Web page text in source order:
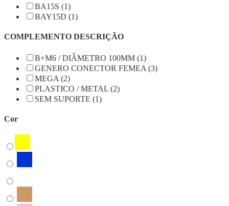
BA15S (1)
BAY15D (1)
COMPLEMENTO DESCRIÇÃO
B+M6 / DIÂMETRO 100MM (1)
GENERO CONECTOR FEMEA (3)
MEGA (2)
PLASTICO / METAL (2)
SEM SUPORTE (1)
Cor